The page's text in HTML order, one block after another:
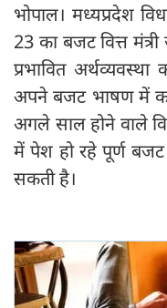
भोपाल। मध्यप्रदेश
23 का बजट वित्त
प्रभावित
अपने बजट भाषण में
अगले साल होने वाले
में पेश हो रहे पूर्ण
सकती है।